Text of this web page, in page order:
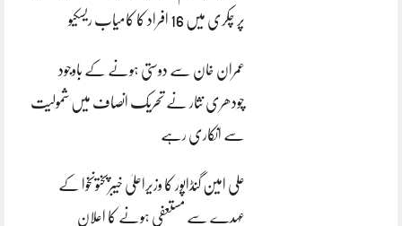
پر چکری میں 16 افراد کا کامیاب ریسکیو
عمران خان سے دوستی ہونے کے باوجود
چودھری نثار نے تحریک انصاف میں شمولیت
سے انکاری رہے
علی امین گنڈاپور کا وزیراعلیٰ خیبرپختونخوا کے
عہدے سے مستعفی ہونے کا اعلان